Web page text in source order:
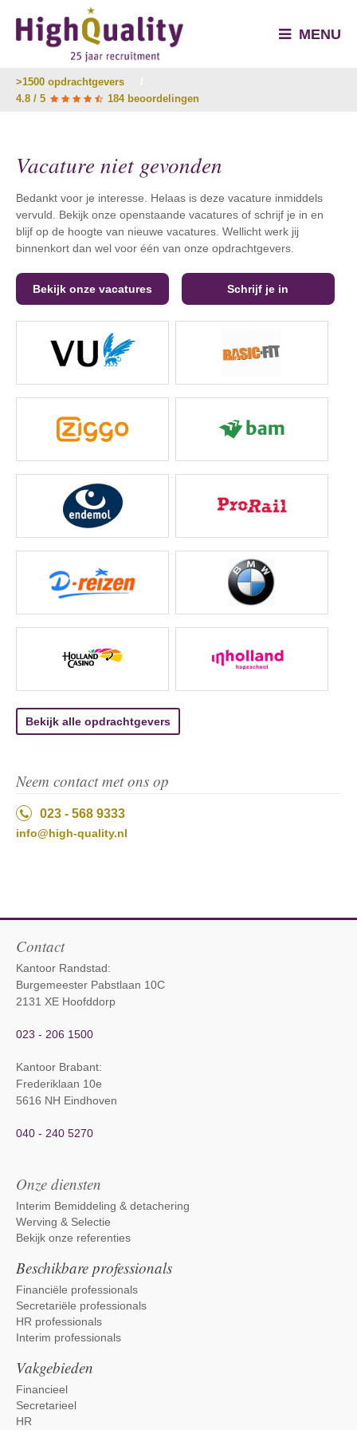
MENU
>1500 opdrachtgevers
4.8 / 5
184 beoordelingen
Vacature niet gevonden
Bedankt voor je interesse. Helaas is deze vacature inmiddels
vervuld. Bekijk onze openstaande vacatures of schrijf je in en
blijf op de hoogte van nieuwe vacatures. Wellicht werk jij
binnenkort dan wel voor één van onze opdrachtgevers.
Bekijk onze vacatures Schrijf je in
Bekijk alle opdrachtgevers
Neem contact met ons op
023 - 568 9333
info@high-quality.nl
Contact
Kantoor Randstad:
Burgemeester Pabstlaan 10C
2131 XE Hoofddorp
023 - 206 1500
Kantoor Brabant:
Frederiklaan 10e
5616 NH Eindhoven
040 - 240 5270
Onze diensten
Interim Bemiddeling & detachering
Werving & Selectie
Bekijk onze referenties
Beschikbare professionals
Financiële professionals
Secretariële professionals
HR professionals
Interim professionals
Vakgebieden
Financieel
Secretarieel
HR